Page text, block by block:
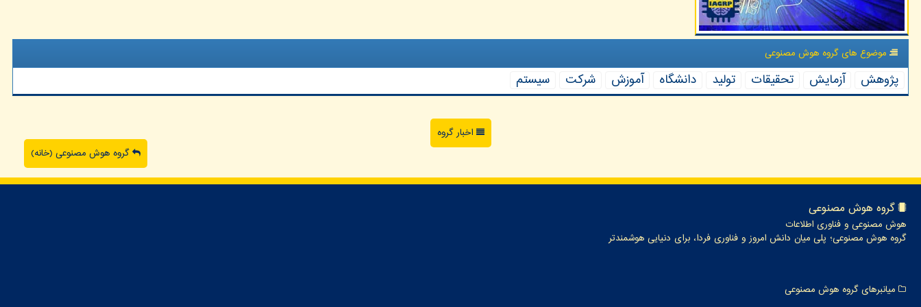
موضوع های گروه هوش مصنوعی
پژوهش آزمایش تحقیقات تولید دانشگاه آموزش شركت سیستم
اخبار گروه
گروه هوش مصنوعی (خانه)
گروه هوش مصنوعی
هوش مصنوعی و فناوری اطلاعات
گروه هوش مصنوعی؛ پلی میان دانش امروز و فناوری فردا، برای دنیایی هوشمندتر
میانبرهای گروه هوش مصنوعی